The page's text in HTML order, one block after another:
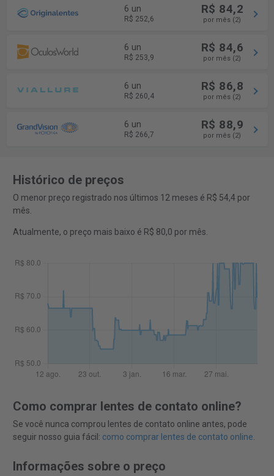
6 un
R$ 252,6
R$ 84,2
por mês (2)
6 un
R$ 253,9
R$ 84,6
por mês (2)
6 un
R$ 260,4
R$ 86,8
por mês (2)
6 un
R$ 266,7
R$ 88,9
por mês (2)
Histórico de preços
O menor preço registrado nos últimos 12 meses é R$ 54,4 por
mês.
Atualmente, o preço mais baixo é R$ 80,0 por mês.
Como comprar lentes de contato online?
Se você nunca comprou lentes de contato online antes, pode
seguir nosso guia fácil: como comprar lentes de contato online.
Informações sobre o preço